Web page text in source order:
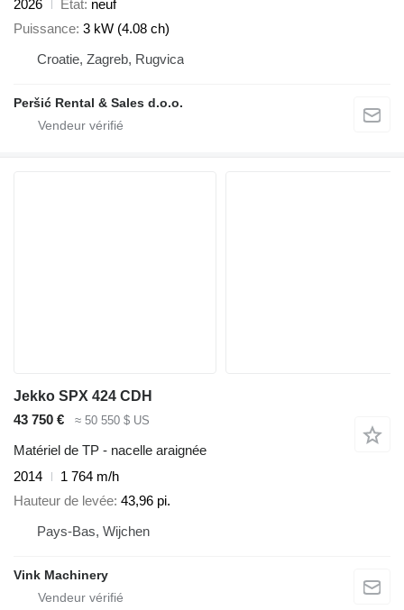
2026
État neuf
Puissance 3 kW (4.08 ch)
Croatie, Zagreb, Rugvica
Peršić Rental & Sales d.o.o.
Jekko SPX 424 CDH
43 750 €
≈ 50 550 $ US
Matériel de TP - nacelle araignée
2014
1 764 m/h
Hauteur de levée 43,96 pi.
Pays-Bas, Wijchen
Vink Machinery